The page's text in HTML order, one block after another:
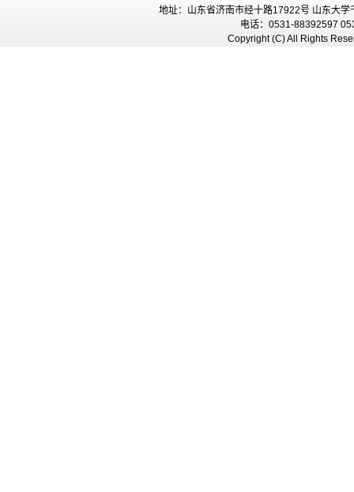
地址：山东省济南市经十路17922号 山东大
电话：0531-88392597
Copyright (C) All Rights